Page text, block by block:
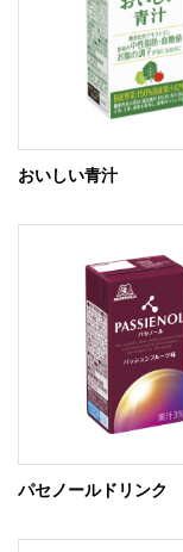
おいしい青汁
パセノールドリンク